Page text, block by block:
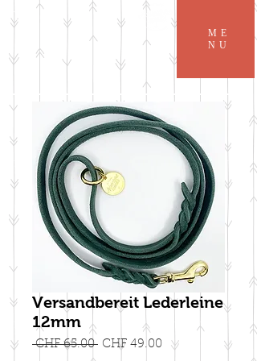
ME
NU
Versandbereit Lederleine
12mm
CHF 65.00 Standardpreis
CHF 49.00Sale-